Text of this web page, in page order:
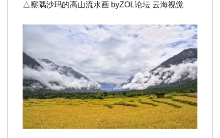
△察隅沙玛的高山流水画 byZOL论坛 云海视觉